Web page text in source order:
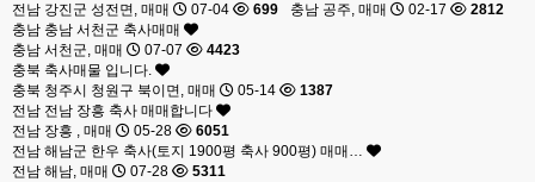
전남 강진군 성전면, 매매
07-04 699
충남 공주, 매매
02-17
2812
충남 충남 서천군 축사매매
충남 서천군, 매매
07-07
4423
충북 축사매물 입니다.
충북 청주시 청원구 북이면, 매매
05-14
1387
전남 전남 장흥 축사 매매합니다
전남 장흥 , 매매
05-28
6051
전남 해남군 한우 축사(토지 1900평 축사 900평) 매매…
전남 해남, 매매
07-28
5311